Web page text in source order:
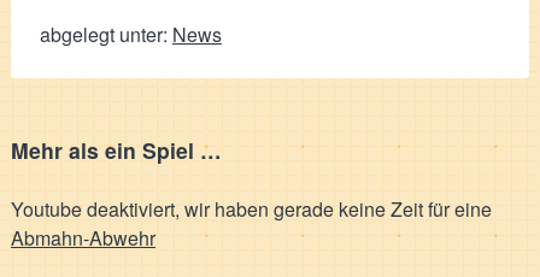
abgelegt unter: News
Mehr als ein Spiel …
Youtube deaktiviert, wir haben gerade keine Zeit für eine
Abmahn-Abwehr